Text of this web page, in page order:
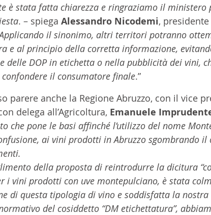
è stata fatta chiarezza e ringraziamo il ministero
. – spiega Alessandro Nicodemi,
il sinonimo, altri territori potranno
e al principio della corretta informazione,
delle DOP in etichetta o nella pubblicità dei vini,
il consumatore finale.”
parere anche la Regione Abruzzo, con il vice
delega all’Agricoltura, Emanuele
che pone le basi affinché l’utilizzo del nome
ai vini prodotti in Abruzzo sgombrando il
della proposta di reintrodurre la dicitura
i vini prodotti con uve montepulciano, è stata
di questa tipologia di vino e soddisfatta la
del cosiddetto “DM etichettatura”,